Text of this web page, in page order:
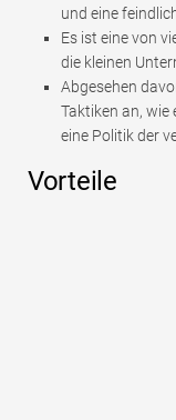
und eine
Es ist eine von
die kleinen
Abgesehen
Taktiken an, wie
eine Politik der
Vorteile